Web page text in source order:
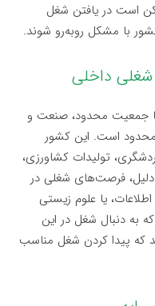
است در یافتن شغل
با مشکل روبه‌رو شوند.
جمعیت محدود، صنعت و
است. این کشور
تولیدات کشاورزی،
فرصت‌های شغلی در
یا علوم زیستی
به دنبال شغل در این
که پیدا کردن شغل مناسب